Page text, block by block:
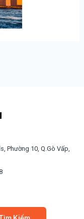
Phường 10, Q.Gò Vấp,